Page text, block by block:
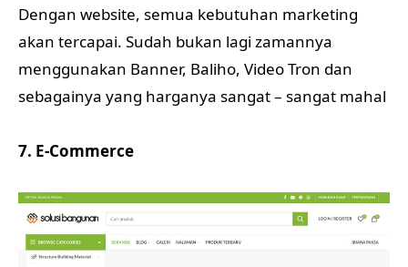
Dengan website, semua kebutuhan marketing
akan tercapai. Sudah bukan lagi zamannya
menggunakan Banner, Baliho, Video Tron dan
sebagainya yang harganya sangat – sangat mahal
7. E-Commerce